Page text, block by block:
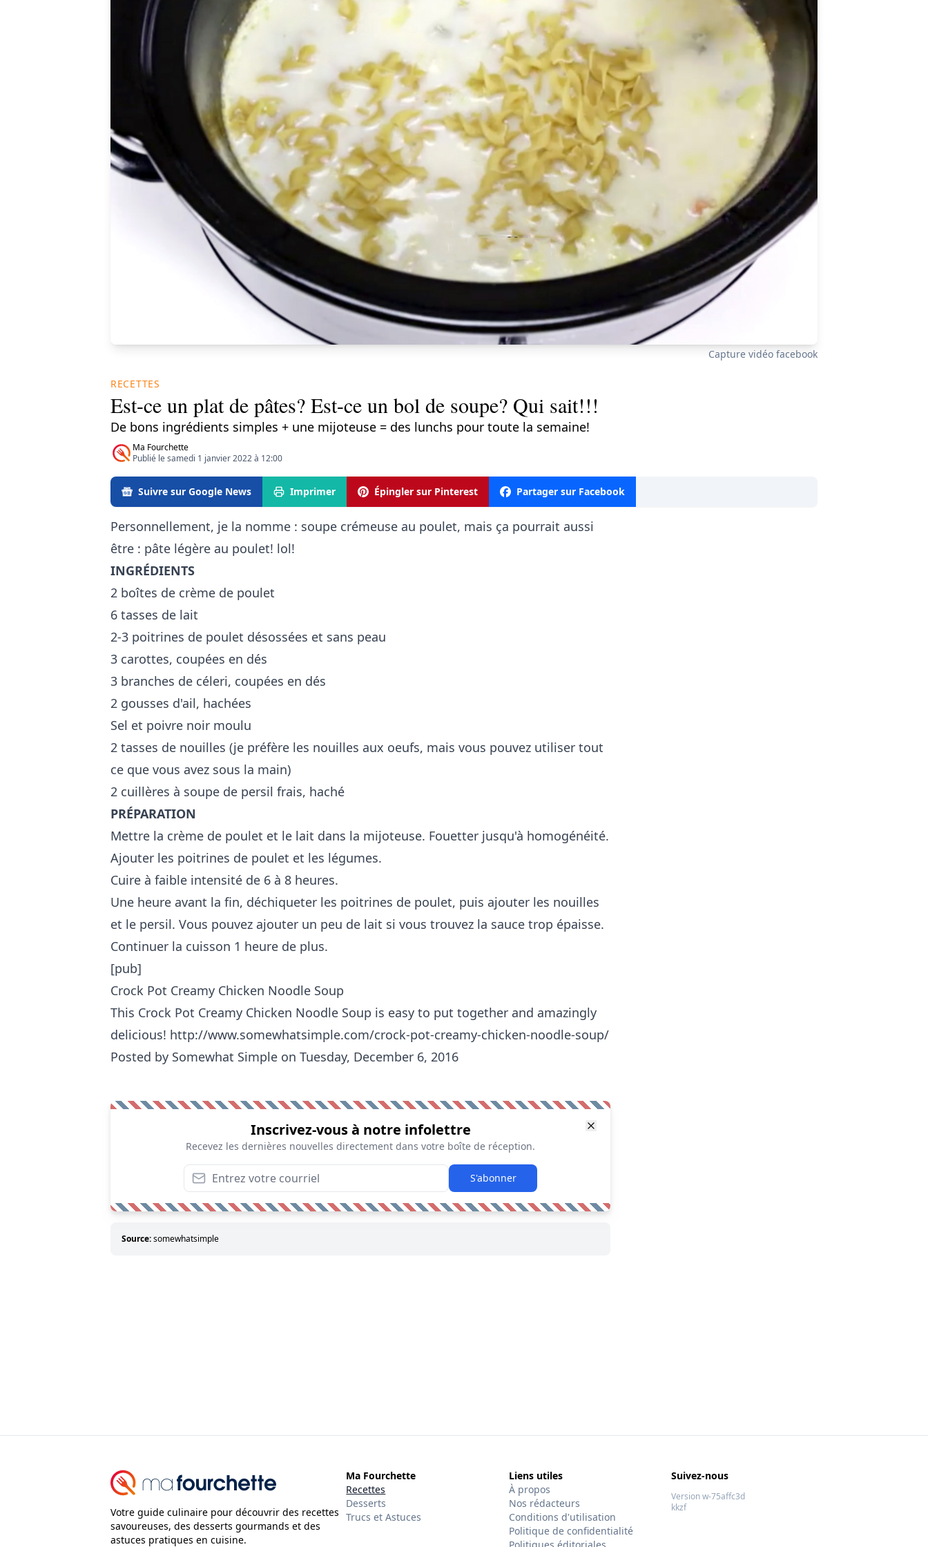
Capture vidéo facebook
RECETTES
Est-ce un plat de pâtes? Est-ce un bol de soupe? Qui sait!!!
De bons ingrédients simples + une mijoteuse = des lunchs pour toute la semaine!
Ma Fourchette
Publié le samedi 1 janvier 2022 à 12:00
Suivre sur Google News Imprimer Épingler sur Pinterest Partager sur Facebook
Personnellement, je la nomme : soupe crémeuse au poulet, mais ça pourrait aussi
être : pâte légère au poulet! lol!
INGRÉDIENTS
2 boîtes de crème de poulet
6 tasses de lait
2-3 poitrines de poulet désossées et sans peau
3 carottes, coupées en dés
3 branches de céleri, coupées en dés
2 gousses d'ail, hachées
Sel et poivre noir moulu
2 tasses de nouilles (je préfère les nouilles aux oeufs, mais vous pouvez utiliser tout
ce que vous avez sous la main)
2 cuillères à soupe de persil frais, haché
PRÉPARATION
Mettre la crème de poulet et le lait dans la mijoteuse. Fouetter jusqu'à homogénéité.
Ajouter les poitrines de poulet et les légumes.
Cuire à faible intensité de 6 à 8 heures.
Une heure avant la fin, déchiqueter les poitrines de poulet, puis ajouter les nouilles
et le persil. Vous pouvez ajouter un peu de lait si vous trouvez la sauce trop épaisse.
Continuer la cuisson 1 heure de plus.
[pub]
Crock Pot Creamy Chicken Noodle Soup
This Crock Pot Creamy Chicken Noodle Soup is easy to put together and amazingly
delicious! http://www.somewhatsimple.com/crock-pot-creamy-chicken-noodle-soup/
Posted by Somewhat Simple on Tuesday, December 6, 2016
Inscrivez-vous à notre infolettre
Recevez les dernières nouvelles directement dans votre boîte de réception.
S'abonner
Source:somewhatsimple
Votre guide culinaire pour découvrir des recettes
savoureuses, des desserts gourmands et des
astuces pratiques en cuisine.
Ma Fourchette
Recettes
Desserts
Trucs et Astuces
Liens utiles
À propos
Nos rédacteurs
Conditions d'utilisation
Politique de confidentialité
Politiques éditoriales
Suivez-nous
Version w-75affc3d
kkzf